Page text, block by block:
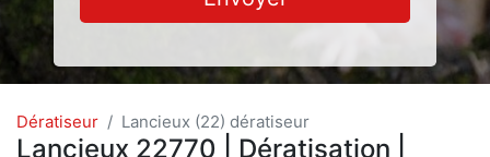
Dératiseur Lancieux (22) dératiseur
Lancieux 22770 | Dératisation |